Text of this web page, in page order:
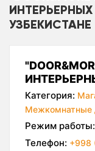
УЗБЕКИСТАНЕ
Категория:
Межкомнатные
Режим работы:
Телефон: +998